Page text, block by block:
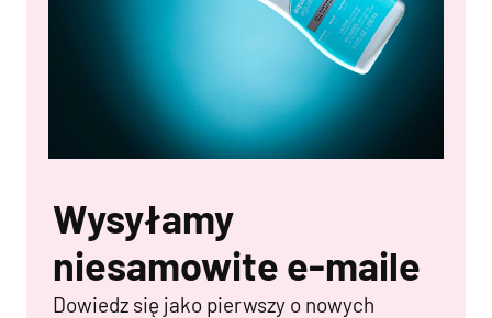
Wysyłamy
niesamowite e-maile
Dowiedz się jako pierwszy o nowych